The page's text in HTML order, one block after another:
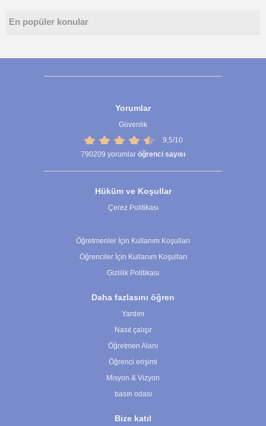
En popüler konular
Yorumlar
Güvenlik
9,5/10
790209 yorumlar öğrenci sayısı
Hüküm ve Koşullar
Çerez Politikası
Öğretmenler İçin Kullanım Koşulları
Öğrenciler İçin Kullanım Koşulları
Gizlilik Politikası
Daha fazlasını öğren
Yardım
Nasıl çalışır
Öğretmen Alanı
Öğrenci erişimi
Misyon & Vizyon
basın odası
Bize katıl